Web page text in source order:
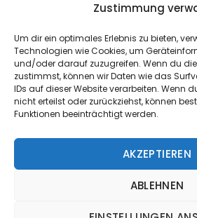
Zustimmung
Um dir ein optimales Erlebnis zu bieten,
Technologien wie Cookies, um
und/oder darauf zuzugreifen. Wenn du
zustimmst, können wir Daten wie das
IDs auf dieser Website verarbeiten. Wenn
nicht erteilst oder zurückziehst, können
Funktionen beeinträchtigt werden.
AKZEPTIEREN
ABLEHNEN
kuchen lange Teigführung
Sauerteig fermentieren Sauerteig Rezept
Weissbrot
Übernachtgare
Top